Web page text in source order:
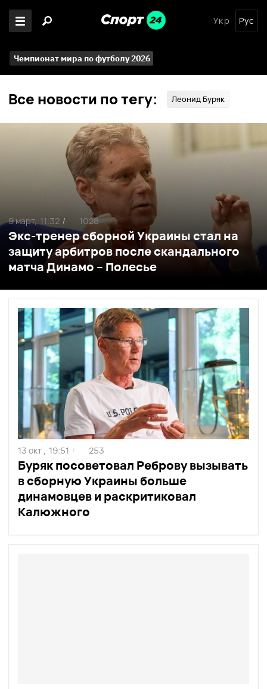
Укр Рус
Чемпионат мира по футболу 2026
Все новости по тегу: Леонид Буряк
Экс-тренер сборной Украины стал на
защиту арбитров после скандального
матча Динамо – Полесье
9 март, 11:32 / 1028
Буряк посоветовал Реброву вызывать
в сборную Украины больше
динамовцев и раскритиковал
Калюжного
13 окт , 19:51 / 253